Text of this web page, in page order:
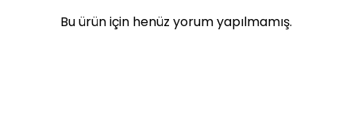
Bu ürün için henüz yorum yapılmamış.